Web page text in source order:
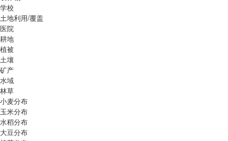
学校
土地利用/覆盖
医院
耕地
植被
土壤
矿产
水域
林草
小麦分布
玉米分布
水稻分布
大豆分布